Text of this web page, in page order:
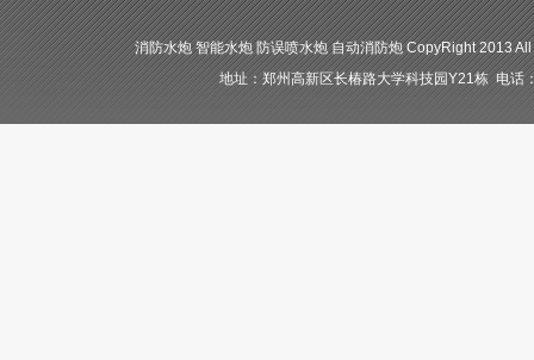
消防水炮 智能水炮 防误喷水炮 自动消防炮 CopyRight 2013
地址：郑州高新区长椿路大学科技园Y21栋 电